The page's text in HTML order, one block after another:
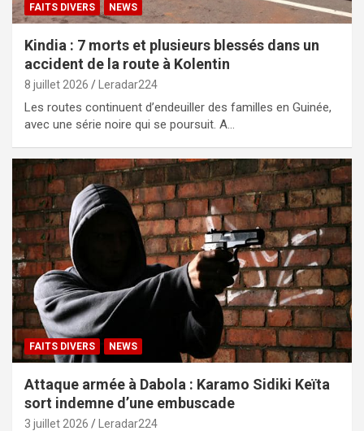
FAITS DIVERS NEWS
Kindia : 7 morts et plusieurs blessés dans un
accident de la route à Kolentin
8 juillet 2026 Leradar224
Les routes continuent d’endeuiller des familles en Guinée,
avec une série noire qui se poursuit. A…
FAITS DIVERS NEWS
Attaque armée à Dabola : Karamo Sidiki Keïta
sort indemne d’une embuscade
3 juillet 2026 Leradar224